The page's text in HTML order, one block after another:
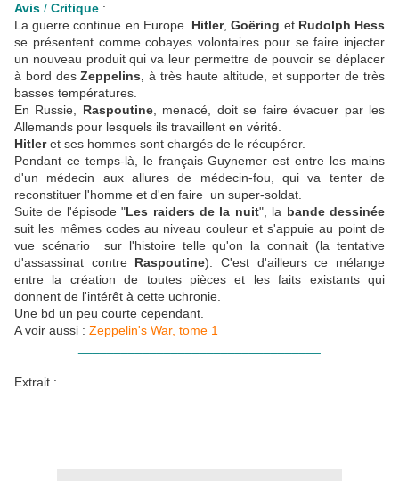
Avis / Critique :
La guerre continue en Europe. Hitler,Goëring et Rudolph Hess
se présentent comme cobayes volontaires pour se faire injecter
un nouveau produit qui va leur permettre de pouvoir se déplacer
à bord desZeppelins, à très haute altitude, et supporter de très
basses températures.
En Russie, Raspoutine, menacé, doit se faire évacuer par les
Allemands pour lesquels ils travaillent en vérité.
Hitleret ses hommes sont chargés de le récupérer.
Pendant ce temps-là, le français Guynemer est entre les mains
d'un médecin aux allures de médecin-fou, qui va tenter de
reconstituer l'homme et d'en faire un super-soldat.
Suite de l'épisode "Les raiders de la nuit", la bande dessinée
suit les mêmes codes au niveau couleur et s'appuie au point de
vue scénario sur l'histoire telle qu'on la connait (la tentative
d'assassinat contre Raspoutine). C'est d'ailleurs ce mélange
entre la création de toutes pièces et les faits existants qui
donnent de l'intérêt à cette uchronie.
Une bd un peu courte cependant.
A voir aussi : Zeppelin's War, tome 1
Extrait :